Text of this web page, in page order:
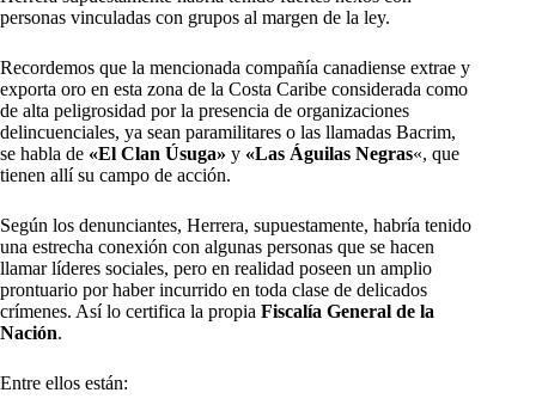
personas vinculadas con grupos al margen de la ley.
Recordemos que la mencionada compañía canadiense extrae y
exporta oro en esta zona de la Costa Caribe considerada como
de alta peligrosidad por la presencia de organizaciones
delincuenciales, ya sean paramilitares o las llamadas Bacrim,
se habla de «El Clan Úsuga» y «Las Águilas Negras«, que
tienen allí su campo de acción.
Según los denunciantes, Herrera, supuestamente, habría tenido
una estrecha conexión con algunas personas que se hacen
llamar líderes sociales, pero en realidad poseen un amplio
prontuario por haber incurrido en toda clase de delicados
crímenes. Así lo certifica la propia Fiscalía General de la
Nación.
Entre ellos están: